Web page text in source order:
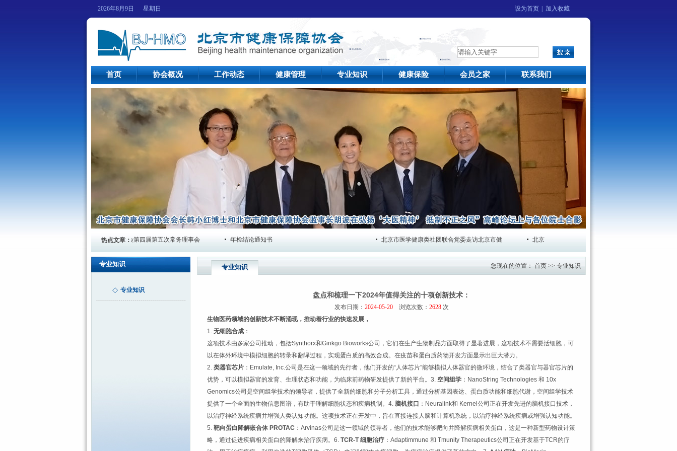
2026年8月9日 星期日 设为首页 加入收藏
首页 协会概况 工作动态 健康管理 专业知识 健康保险 会员之家 联系我们
热点文章：
北京市健康保障协会第四届第五次常务理事会 年检结论通知书 北京市医学健康类社团联合党委走访北京市健 北京市健康保障协会深度参与医学健康类社团
专业知识 专业知识 您现在的位置： 首页 >> 专业知识
专业知识
盘点和梳理一下2024年值得关注的十项创新技术：
发布日期： 2024-05-20浏览次数： 2628次
生物医药领域的创新技术不断涌现，推动着行业的快速发展，
1. 无细胞合成 ：
这项技术由多家公司推动，包括Synthorx和Ginkgo Bioworks公司，它们在生产生物制品方面取得了显著进展，这项技术不需要活细胞，可
以在体外环境中模拟细胞的转录和翻译过程，实现蛋白质的高效合成。在疫苗和蛋白质药物开发方面显示出巨大潜力。
2. 类器官芯片 ：Emulate, Inc.公司是在这一领域的先行者，他们开发的“人体芯片”能够模拟人体器官的微环境，结合了类器官与器官芯片的
优势，可以模拟器官的发育、生理状态和功能，为临床前药物研发提供了新的平台。3. 空间组学 ：NanoString Technologies 和 10x
Genomics公司是空间组学技术的领导者，提供了全新的细胞和分子分析工具，通过分析基因表达、蛋白质功能和细胞代谢，空间组学技术
提供了一个全面的生物信息图谱，有助于理解细胞状态和疾病机制。4. 脑机接口 ：Neuralink和 Kernel公司正在开发先进的脑机接口技术，
以治疗神经系统疾病并增强人类认知功能。这项技术正在开发中，旨在直接连接人脑和计算机系统，以治疗神经系统疾病或增强认知功能。
5. 靶向蛋白降解嵌合体 PROTAC ：Arvinas公司是这一领域的领导者，他们的技术能够靶向并降解疾病相关蛋白，这是一种新型药物设计策
略，通过促进疾病相关蛋白的降解来治疗疾病。6. TCR-T 细胞治疗 ：Adaptimmune 和 Tmunity Therapeutics公司正在开发基于TCR的疗